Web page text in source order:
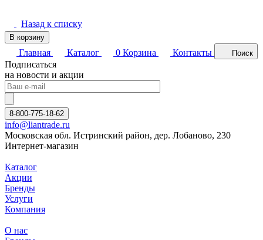
Назад к списку
В корзину
Главная Каталог 0 Корзина Контакты Поиск
Подписаться
на новости и акции
8-800-775-18-62
info@liantrade.ru
Московская обл. Истринский район, дер. Лобаново, 230
Интернет-магазин
Каталог
Акции
Бренды
Услуги
Компания
О нас